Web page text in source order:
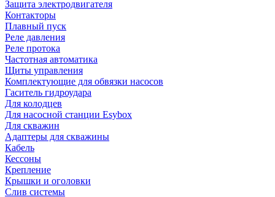
Защита электродвигателя
Контакторы
Плавный пуск
Реле давления
Реле протока
Частотная автоматика
Щиты управления
Комплектующие для обвязки насосов
Гаситель гидроудара
Для колодцев
Для насосной станции Esybox
Для скважин
Адаптеры для скважины
Кабель
Кессоны
Крепление
Крышки и оголовки
Слив системы